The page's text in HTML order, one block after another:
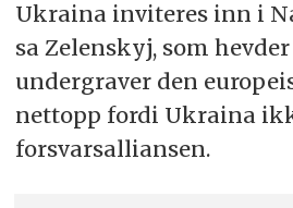
Ukraina inviteres inn i
sa Zelenskyj, som
undergraver den
nettopp fordi Ukraina
forsvarsalliansen.